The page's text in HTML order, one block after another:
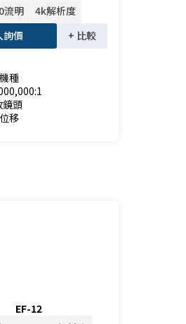
流明
4k解析度
詢價
+ 比較
種
鏡頭
移
EF-12